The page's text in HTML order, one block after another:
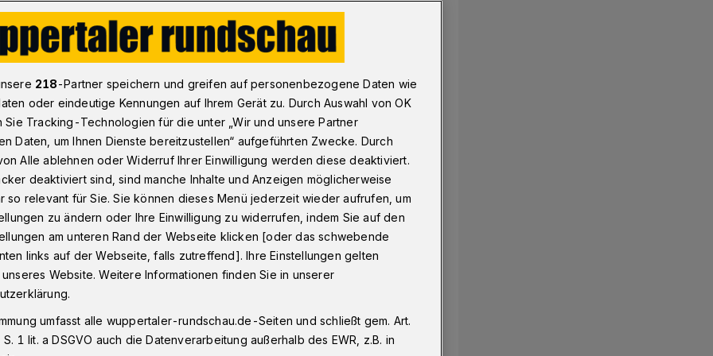
hinter Gittern
hinter
Die Inhaftierten der
wollen die Zeit nutzen. Im
oder sammeln in den Werkhallen
218-Partner speichern und greifen auf personenbezogene Daten wie
oder eindeutige Kennungen auf Ihrem Gerät zu. Durch Auswahl von OK
Sie Tracking-Technologien für die unter „Wir und unsere Partner
Daten, um Ihnen Dienste bereitzustellen“ aufgeführten Zwecke. Durch
Alle ablehnen oder Widerruf Ihrer Einwilligung werden diese deaktiviert.
deaktiviert sind, sind manche Inhalte und Anzeigen möglicherweise
so relevant für Sie. Sie können dieses Menü jederzeit wieder aufrufen, um
zu ändern oder Ihre Einwilligung zu widerrufen, indem Sie auf den
am unteren Rand der Webseite klicken [oder das schwebende
links auf der Webseite, falls zutreffend]. Ihre Einstellungen gelten
Website. Weitere Informationen finden Sie in unserer
umfasst alle wuppertaler-rundschau.de-Seiten und schließt gem. Art.
1 lit. a DSGVO auch die Datenverarbeitung außerhalb des EWR, z.B. in